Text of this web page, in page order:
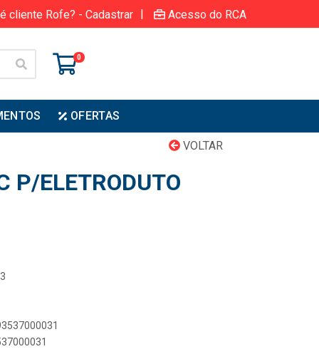
cliente Rofe? - Cadastrar | Acesso do RCA
0
OFERTAS
VOLTAR
P/ELETRODUTO